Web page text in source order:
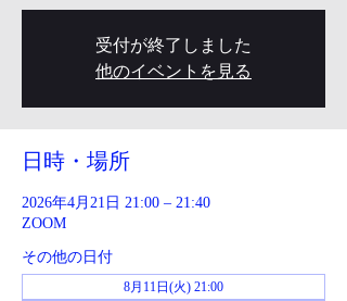
受付が終了しました
他のイベントを見る
日時・場所
2026年4月21日 21:00 – 21:40
ZOOM
その他の日付
8月11日(火) 21:00